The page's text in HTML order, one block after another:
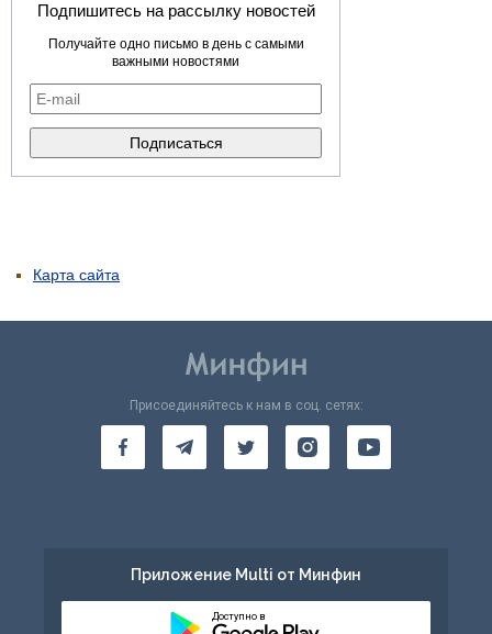
Подпишитесь на рассылку новостей
Получайте одно письмо в день с самыми
важными новостями
Карта сайта
Присоединяйтесь к нам в соц. сетях:
Приложение Multi от Минфин
Доступно в